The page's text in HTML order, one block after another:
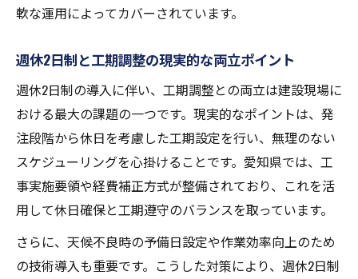
軟な運用によってカバーされています。
週休2日制と工期調整の現実的な両立ポイント
週休2日制の導入に伴い、工期調整との両立は建設現場に
おける最大の課題の一つです。現実的なポイントは、発
注段階から休日を考慮した工期設定を行い、無理のない
スケジューリングを心掛けることです。愛知県では、工
事実施要領や経費補正方式が整備されており、これを活
用して休日確保と工期遵守のバランスを取っています。
さらに、天候不良時の予備日設定や作業効率向上のため
の技術導入も重要です。こうした対策により、週休2日制